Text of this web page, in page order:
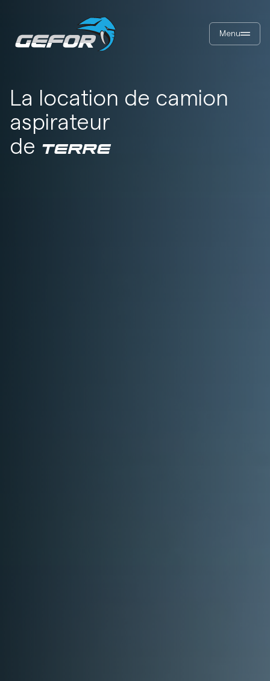
Menu
La location de camion
aspirateur
de
TERRE